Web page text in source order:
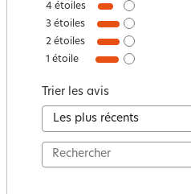
4 étoiles
3 étoiles
2 étoiles
1 étoile
Trier les avis